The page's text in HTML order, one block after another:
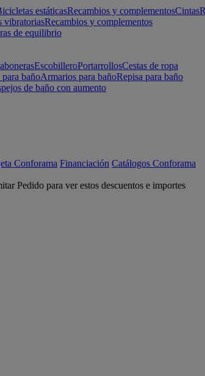
estáticasRecambios y complementosCintas
vibratoriasRecambios y complementos
de equilibrio
EscobilleroPortarrollosCestas de ropa
bañoArmarios para bañoRepisa para baño
de baño con aumento
Conforama Financiación Catálogos Conforama
Pedido para ver estos descuentos e importes